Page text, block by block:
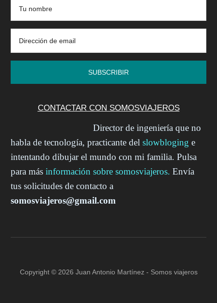
CONTACTAR CON SOMOSVIAJEROS
Director de ingeniería que no
habla de tecnología, practicante delslowbloging e
intentando dibujar el mundo con mi familia. Pulsa
para másinformación sobre somosviajeros. Envía
tus solicitudes de contacto a
somosviajeros@gmail.com
Copyright © 2026 Juan Antonio Martínez - Somos viajeros